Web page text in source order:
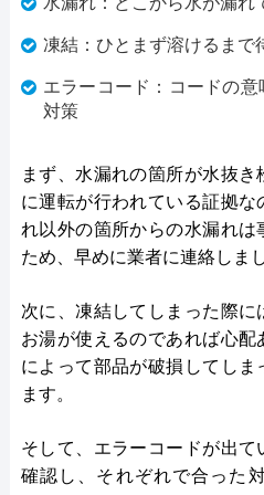
凍結：ひとまず溶けるまで
エラーコード：コードの
対策
まず、水漏れの箇所が水抜
に運転が行われている証拠
れ以外の箇所からの水漏れは
ため、早めに業者に連絡しま
次に、凍結してしまった際に
お湯が使えるのであれば心
によって部品が破損してしま
ます。
そして、エラーコードが出
確認し、それぞれで合った